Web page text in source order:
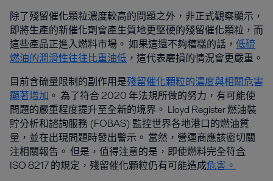
除了殘留催化顆粒濃度較高的問題之外，非正式觀察顯示，
即將生產的新催化劑會產生質地更堅硬的殘留催化顆粒，而
這些產品正進入燃料市場。 如果這還不夠糟糕的話， 低硫
燃油的潤滑性往往比重油低 ，這代表磨損的情況會更嚴重。
目前含硫量限制的副作用是殘留催化顆粒的濃度與相關危害
顯著增加 。 為了符合 2020 年法規所做的努力，有可能使
問題的嚴重程度提升至全新的境界。 Lloyd Register 燃油裝
貯分析和諮詢服務 (FOBAS) 監控世界各地港口的燃油質
量，並在出現問題時發出警示。 當然，營運商應該密切關
注相關報告。 但是，值得注意的是，即使燃料完全符合
ISO 8217 的規定，殘留催化顆粒仍有可能造成危害。